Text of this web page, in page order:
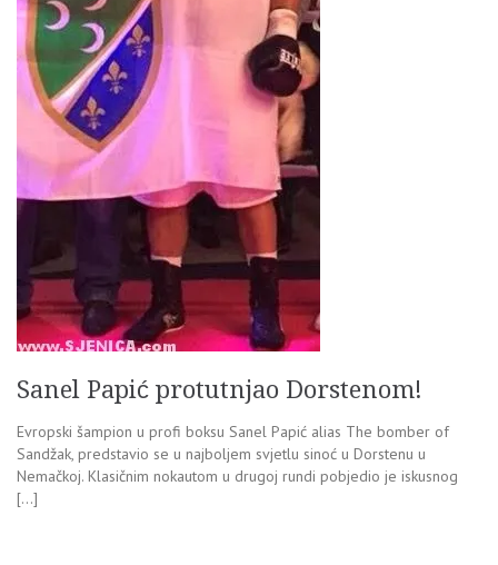
Sanel Papić protutnjao Dorstenom!
Evropski šampion u profi boksu Sanel Papić alias The bomber of
Sandžak, predstavio se u najboljem svjetlu sinoć u Dorstenu u
Nemačkoj. Klasičnim nokautom u drugoj rundi pobjedio je iskusnog
[…]